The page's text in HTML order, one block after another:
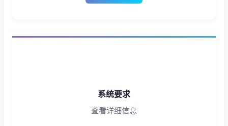
系统要求
查看详细信息